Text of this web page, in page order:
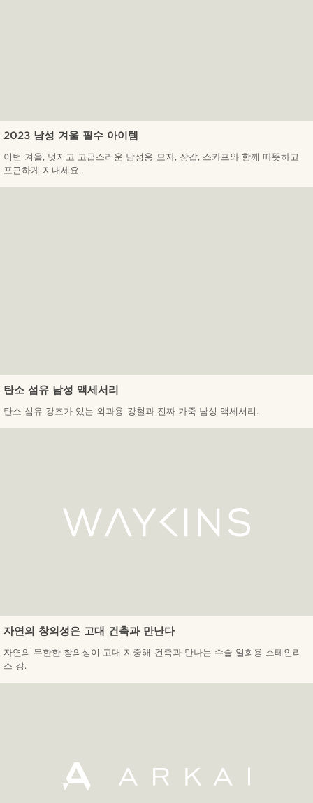
2023 남성 겨울 필수 아이템
이번 겨울, 멋지고 고급스러운 남성용 모자, 장갑, 스카프와 함께 따뜻하고
포근하게 지내세요.
탄소 섬유 남성 액세서리
탄소 섬유 강조가 있는 외과용 강철과 진짜 가죽 남성 액세서리.
자연의 창의성은 고대 건축과 만난다
자연의 무한한 창의성이 고대 지중해 건축과 만나는 수술 일회용 스테인리
스 강.